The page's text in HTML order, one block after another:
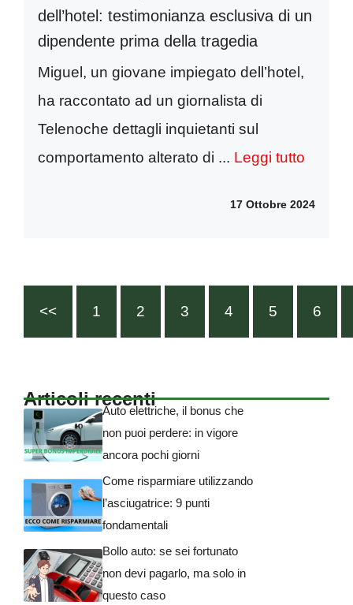
dell’hotel: testimonianza esclusiva di un
dipendente prima della tragedia
Miguel, un giovane impiegato dell’hotel,
ha raccontato ad un giornalista di
Telenoche dettagli inquietanti sul
comportamento alterato di ... Leggi tutto
17 Ottobre 2024
<< 1 2 3 4 5 6
Articoli recenti
Auto elettriche, il bonus che
non puoi perdere: in vigore
ancora pochi giorni
Come risparmiare utilizzando
l’asciugatrice: 9 punti
fondamentali
Bollo auto: se sei fortunato
non devi pagarlo, ma solo in
questo caso